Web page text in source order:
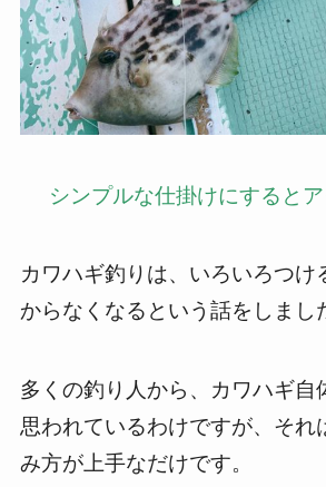
シンプルな仕掛けにすると
カワハギ釣りは、いろいろつけ
からなくなるという話をしまし
多くの釣り人から、カワハギ自
思われているわけですが、それ
み方が上手なだけです。